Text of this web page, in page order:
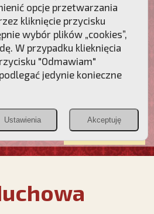
sumienia Polaków!
PCh24.pl
Przymierze
FATIMY WESPRZYJ
NAS
opcje przetwarzania
kliknięcie przycisku
wybór plików „cookies”,
W przypadku klieknięcia
"Odmawiam"
jedynie konieczne
Ustawienia Akceptuję